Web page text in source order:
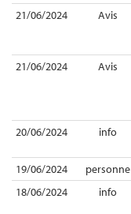
21/06/2024
Avis
21/06/2024
Avis
20/06/2024
info
19/06/2024
personne
18/06/2024
info